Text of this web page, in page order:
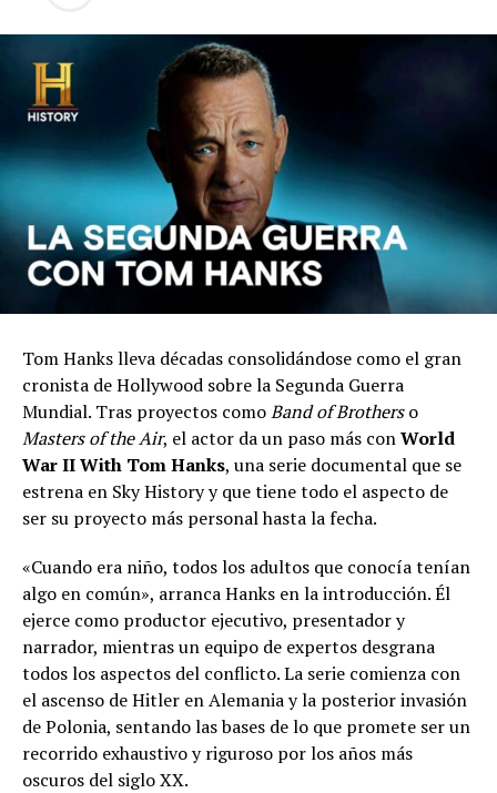
Tom Hanks lleva décadas consolidándose como el gran
cronista de Hollywood sobre la Segunda Guerra
Mundial. Tras proyectos comoBand of Brotherso
Masters of the Air, el actor da un paso más conWorld
War II With Tom Hanks, una serie documental que se
estrena en Sky History y que tiene todo el aspecto de
ser su proyecto más personal hasta la fecha.
«Cuando era niño, todos los adultos que conocía tenían
algo en común», arranca Hanks en la introducción. Él
ejerce como productor ejecutivo, presentador y
narrador, mientras un equipo de expertos desgrana
todos los aspectos del conflicto. La serie comienza con
el ascenso de Hitler en Alemania y la posterior invasión
de Polonia, sentando las bases de lo que promete ser un
recorrido exhaustivo y riguroso por los años más
oscuros del siglo XX.